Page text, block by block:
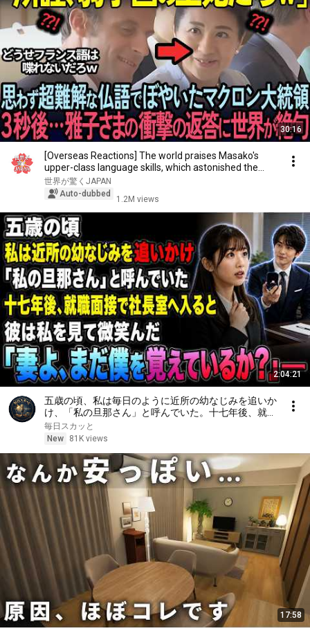
30:16
[Overseas Reactions] The world praises Masako's
upper-class language skills, which astonished the...
世界が驚くJAPAN
Auto-dubbed
1.2M views
2:04:21
五歳の頃、私は毎日のように近所の幼なじみを追いか
け、「私の旦那さん」と呼んでいた。十七年後、就職
面接で社長室へ入ると、彼は私を見て微笑んだ。「妻
よ、まだ僕を覚えているか？」――
毎日スカッと
New
81K views
17:58